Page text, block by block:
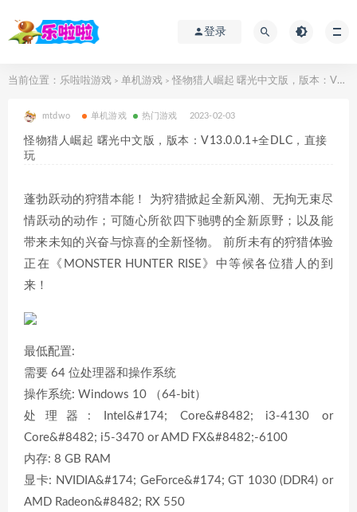
登录
当前位置： 乐啦啦游戏 > 单机游戏 > 怪物猎人崛起 曙光中文版，版本：V13.0.0.1+全DLC，直接玩
mtdwo 单机游戏 热门游戏 2023-02-03
怪物猎人崛起 曙光中文版，版本：V13.0.0.1+全DLC，直接
玩
蓬勃跃动的狩猎本能！ 为狩猎掀起全新风潮、无拘无束尽
情跃动的动作；可随心所欲四下驰骋的全新原野；以及能
带来未知的兴奋与惊喜的全新怪物。 前所未有的狩猎体验
正在《MONSTER HUNTER RISE》中等候各位猎人的到
来！
最低配置:
需要 64 位处理器和操作系统
操作系统: Windows 10 （64-bit）
处理器: Intel&#174; Core&#8482; i3-4130 or
Core&#8482; i5-3470 or AMD FX&#8482;-6100
内存: 8 GB RAM
显卡: NVIDIA&#174; GeForce&#174; GT 1030 (DDR4) or
AMD Radeon&#8482; RX 550